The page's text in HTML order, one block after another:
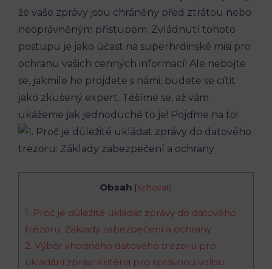
že vaše zprávy jsou chráněny před ztrátou nebo
neoprávněným přístupem. Zvládnutí tohoto
postupu je jako účast na superhrdinské misi pro
ochranu vašich cenných informací! Ale nebojte
se, jakmile ho projdete s námi, budete se cítit
jako zkušený expert. Těšíme se, až vám
ukážeme jak jednoduché to je! Pojďme na to!
Obsah [schovat]
1. Proč je důležité ukládat zprávy do datového
trezoru: Základy zabezpečení a ochrany
2. Výběr vhodného datového trezoru pro
ukládání zpráv: Kritéria pro správnou volbu